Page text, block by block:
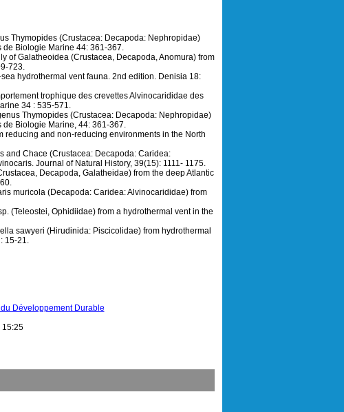
Thymopides (Crustacea: Decapoda: Nephropidae)
Biologie Marine 44: 361-367.
of Galatheoidea (Crustacea, Decapoda, Anomura) from
723.
hydrothermal vent fauna. 2nd edition. Denisia 18:
trophique des crevettes Alvinocarididae des
34 : 535-571.
Thymopides (Crustacea: Decapoda: Nephropidae)
Biologie Marine, 44: 361-367.
reducing and non-reducing environments in the North
and Chace (Crustacea: Decapoda: Caridea:
Journal of Natural History, 39(15): 1111- 1175.
Decapoda, Galatheidae) from the deep Atlantic
muricola (Decapoda: Caridea: Alvinocarididae) from
(Teleostei, Ophidiidae) from a hydrothermal vent in the
sawyeri (Hirudinida: Piscicolidae) from hydrothermal
15-21.
Développement Durable
15:25